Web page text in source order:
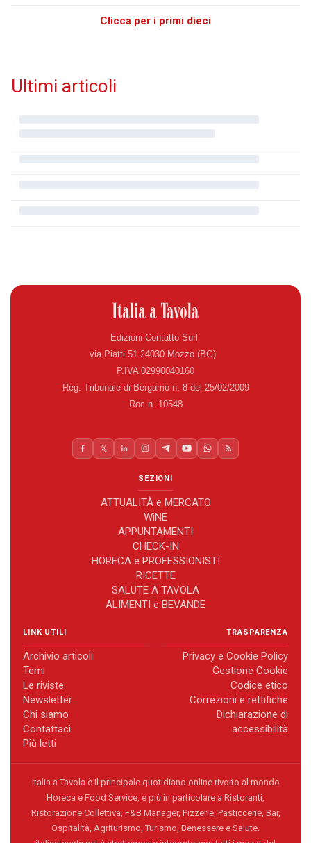
Clicca per i primi dieci
Ultimi articoli
Edizioni Contatto Surl
via Piatti 51 24030 Mozzo (BG)
P.IVA 02990040160
Reg. Tribunale di Bergamo n. 8 del 25/02/2009
Roc n. 10548
SEZIONI
ATTUALITÀ e MERCATO
WiNE
APPUNTAMENTI
CHECK-IN
HORECA e PROFESSIONISTI
RICETTE
SALUTE A TAVOLA
ALIMENTI e BEVANDE
LINK UTILI
Archivio articoli
Temi
Le riviste
Newsletter
Chi siamo
Contattaci
Più letti
TRASPARENZA
Privacy e Cookie Policy
Gestione Cookie
Codice etico
Correzioni e rettifiche
Dichiarazione di
accessibilità
Italia a Tavola è il principale quotidiano online rivolto al mondo
Horeca e Food Service, e più in particolare a Ristoranti,
Ristorazione Collettiva, F&B Manager, Pizzerie, Pasticcerie, Bar,
Ospitalità, Agriturismo, Turismo, Benessere e Salute.